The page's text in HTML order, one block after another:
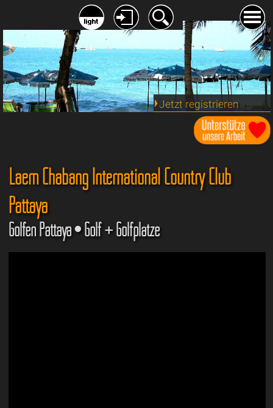
Jetzt registrieren
Laem Chabang International Country Club
Pattaya
Golfen Pattaya • Golf + Golfplätze